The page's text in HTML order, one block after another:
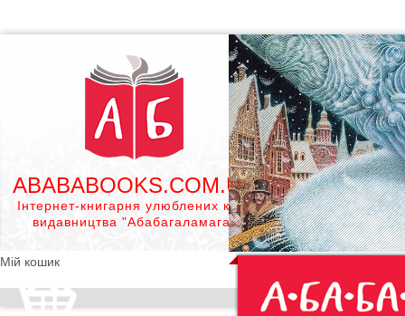
ABABABOOKS.COM.UA
Інтернет-книгарня улюблених книг
видавництва "Абабагаламага"
Мій кошик